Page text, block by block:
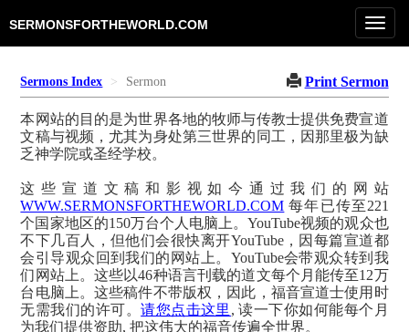
SERMONSFORTHEWORLD.COM
Sermons Index Sermon Print Sermon
本网站的目的是为世界各地的牧师与传教士提供免费宣道
文稿与视频，尤其为身处第三世界的同工，因那里极为缺
乏神学院或圣经学校。
这些宣道文稿和影视如今通过我们的网站
WWW.SERMONSFORTHEWORLD.COM 每年已传至221
个国家地区的150万台个人电脑上。YouTube视频的观众也
不下几百人，但他们会很快离开YouTube，因每篇宣道都
会引导观众回到我们的网站上。YouTube会带观众转到我
们网站上。这些以46种语言刊载的道文每个月能传至12万
台电脑上。这些稿件不带版权，因此，福音宣道士使用时
无需我们的许可。请您点击这里 , 读一下你如何能每个月
为我们提供资助, 把这伟大的福音传遍全世界。